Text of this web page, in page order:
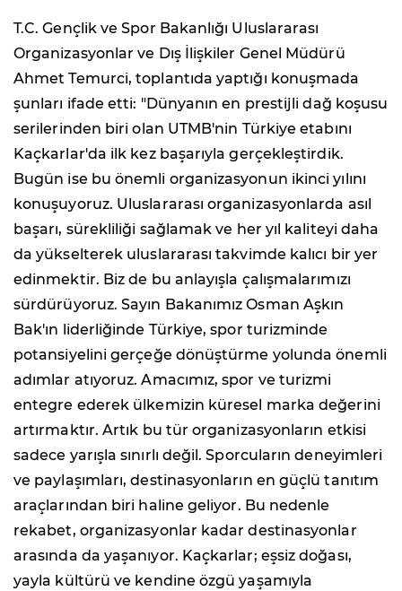
T.C. Gençlik ve Spor Bakanlığı Uluslararası
Organizasyonlar ve Dış İlişkiler Genel Müdürü
Ahmet Temurci, toplantıda yaptığı konuşmada
şunları ifade etti: "Dünyanın en prestijli dağ koşusu
serilerinden biri olan UTMB'nin Türkiye etabını
Kaçkarlar'da ilk kez başarıyla gerçekleştirdik.
Bugün ise bu önemli organizasyonun ikinci yılını
konuşuyoruz. Uluslararası organizasyonlarda asıl
başarı, sürekliliği sağlamak ve her yıl kaliteyi daha
da yükselterek uluslararası takvimde kalıcı bir yer
edinmektir. Biz de bu anlayışla çalışmalarımızı
sürdürüyoruz. Sayın Bakanımız Osman Aşkın
Bak'ın liderliğinde Türkiye, spor turizminde
potansiyelini gerçeğe dönüştürme yolunda önemli
adımlar atıyoruz. Amacımız, spor ve turizmi
entegre ederek ülkemizin küresel marka değerini
artırmaktır. Artık bu tür organizasyonların etkisi
sadece yarışla sınırlı değil. Sporcuların deneyimleri
ve paylaşımları, destinasyonların en güçlü tanıtım
araçlarından biri haline geliyor. Bu nedenle
rekabet, organizasyonlar kadar destinasyonlar
arasında da yaşanıyor. Kaçkarlar; eşsiz doğası,
yayla kültürü ve kendine özgü yaşamıyla